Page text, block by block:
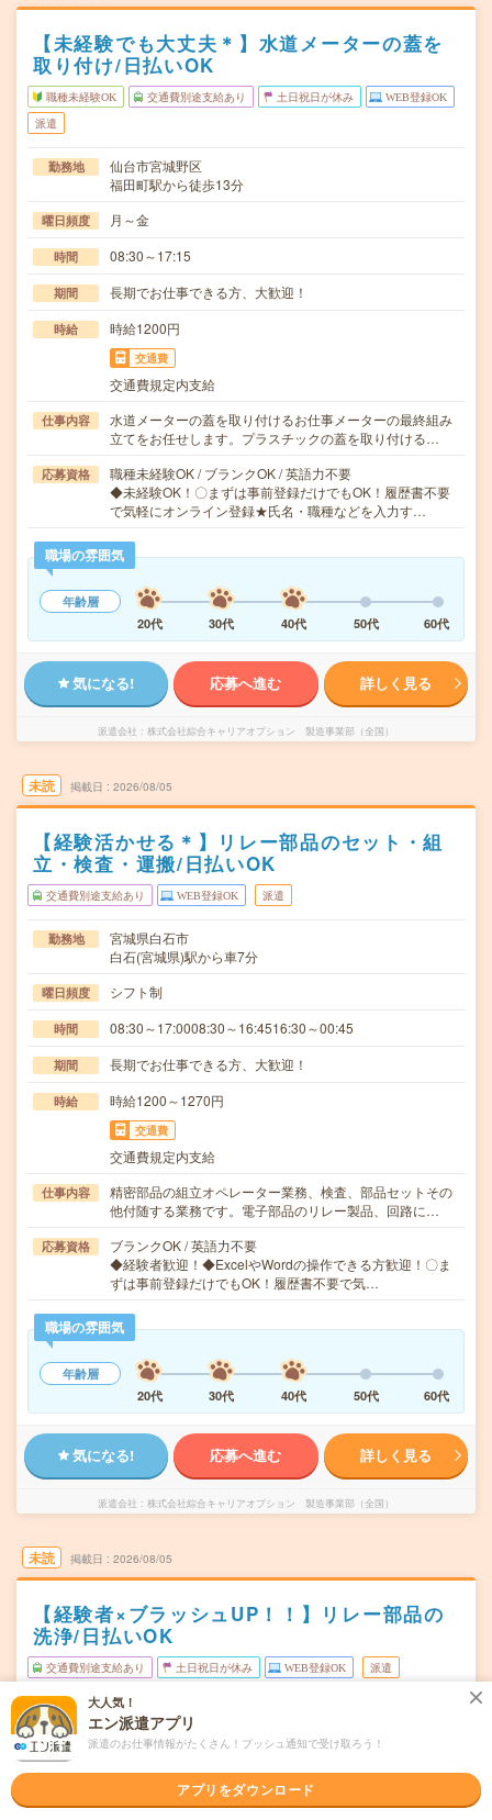
【未経験でも大丈夫＊】水道メーターの蓋を
取り付け/日払いOK
職種未経験OK 交通費別途支給あり 土日祝日が休み WEB登録OK
派遣
勤務地
仙台市宮城野区
福田町駅から徒歩13分
曜日頻度 月～金
時間 08:30～17:15
期間 長期でお仕事できる方、大歓迎！
時給 時給1200円
交通費
交通費規定内支給
仕事内容
水道メーターの蓋を取り付けるお仕事メーターの最終組み
立てをお任せします。プラスチックの蓋を取り付ける…
応募資格
職種未経験OK / ブランクOK / 英語力不要
◆未経験OK！〇まずは事前登録だけでもOK！履歴書不要
で気軽にオンライン登録★氏名・職種などを入力す…
職場の雰囲気
年齢層
20代
30代 40代 50代 60代
気になる! 応募へ進む 詳しく見る
派遣会社 株式会社綜合キャリアオプション 製造事業部（全国）
未読 掲載日 2026/08/05
【経験活かせる＊】リレー部品のセット・組
立・検査・運搬/日払いOK
交通費別途支給あり WEB登録OK 派遣
勤務地
宮城県白石市
白石(宮城県)駅から車7分
曜日頻度 シフト制
時間 08:30～17:0008:30～16:4516:30～00:45
期間 長期でお仕事できる方、大歓迎！
時給 時給1200～1270円
交通費
交通費規定内支給
仕事内容
精密部品の組立オペレーター業務、検査、部品セットその
他付随する業務です。電子部品のリレー製品、回路に…
応募資格
ブランクOK / 英語力不要
◆経験者歓迎！◆ExcelやWordの操作できる方歓迎！〇ま
ずは事前登録だけでもOK！履歴書不要で気…
職場の雰囲気
年齢層
20代
30代 40代 50代 60代
気になる! 応募へ進む 詳しく見る
派遣会社 株式会社綜合キャリアオプション 製造事業部（全国）
未読 掲載日 2026/08/05
【経験者×ブラッシュUP！！】リレー部品の
洗浄/日払いOK
交通費別途支給あり 土日祝日が休み WEB登録OK 派遣
勤務地
宮城県白石市
白石(宮城県)駅から車7分
曜日頻度
08:30～17:0008:30～16:4516:30～00:45
大人気！
エン派遣アプリ
派遣のお仕事情報がたくさん！プッシュ通知で受け取ろう！
アプリをダウンロード